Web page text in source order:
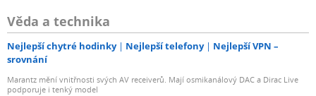
Věda a technika
Nejlepší chytré hodinky Nejlepší telefony
Nejlepší VPN –
srovnání
Marantz mění vnitřnosti svých AV receiverů. Mají osmikanálový DAC a Dirac Live
podporuje i tenký model